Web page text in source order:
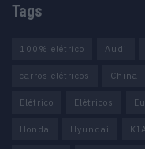
Tags
100% elétrico Audi
carros elétricos China
Elétrico Elétricos
Honda Hyundai KIA